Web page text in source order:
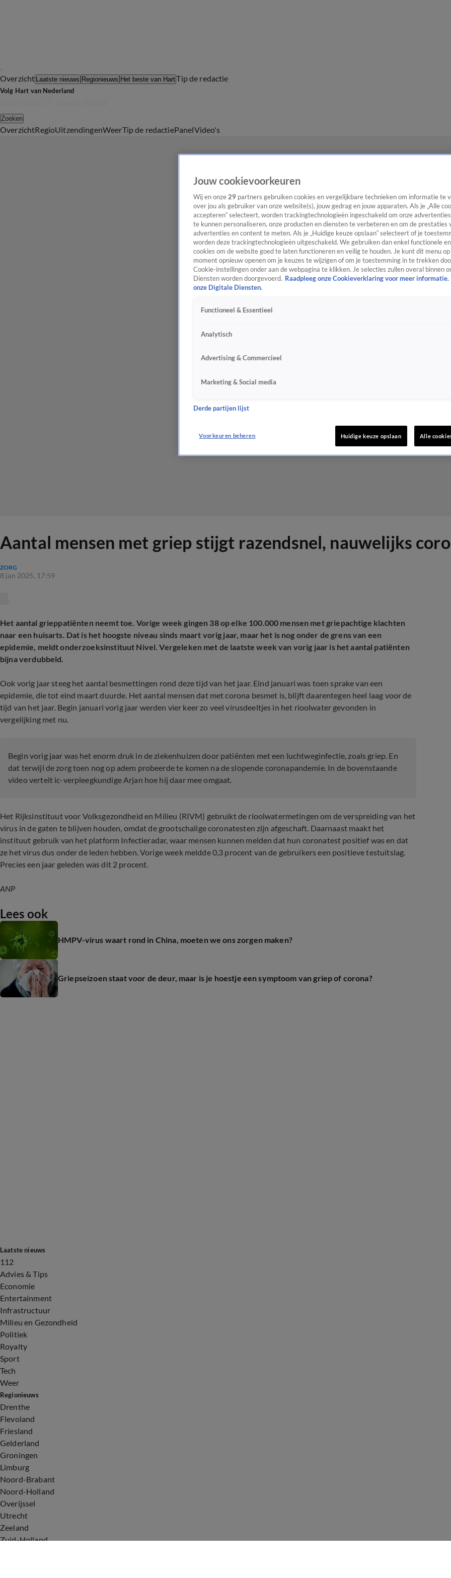
Overzicht Laatste nieuws Regionieuws Het beste van HartTip de redactie
Volg Hart van Nederland
Zoeken
OverzichtRegioUitzendingenWeerTip de redactiePanelVideo's
Aantal mensen met griep stijgt razendsnel, nauwelijks
ZORG
8 jan 2025, 17:59
Het aantal grieppatiënten neemt toe. Vorige week gingen 38 op elke 100.000 mensen met griepachtige klachten
naar een huisarts. Dat is het hoogste niveau sinds maart vorig jaar, maar het is nog onder de grens van een
epidemie, meldt onderzoeksinstituut Nivel. Vergeleken met de laatste week van vorig jaar is het aantal patiënten
bijna verdubbeld.
Ook vorig jaar steeg het aantal besmettingen rond deze tijd van het jaar. Eind januari was toen sprake van een
epidemie, die tot eind maart duurde. Het aantal mensen dat met corona besmet is, blijft daarentegen heel laag voor de
tijd van het jaar. Begin januari vorig jaar werden vier keer zo veel virusdeeltjes in het rioolwater gevonden in
vergelijking met nu.
Begin vorig jaar was het enorm druk in de ziekenhuizen door patiënten met een luchtweginfectie, zoals griep. En
dat terwijl de zorg toen nog op adem probeerde te komen na de slopende coronapandemie. In de bovenstaande
video vertelt ic-verpleegkundige Arjan hoe hij daar mee omgaat.
Het Rijksinstituut voor Volksgezondheid en Milieu (RIVM) gebruikt de rioolwatermetingen om de verspreiding van het
virus in de gaten te blijven houden, omdat de grootschalige coronatesten zijn afgeschaft. Daarnaast maakt het
instituut gebruik van het platform Infectieradar, waar mensen kunnen melden dat hun coronatest positief was en dat
ze het virus dus onder de leden hebben. Vorige week meldde 0,3 procent van de gebruikers een positieve testuitslag.
Precies een jaar geleden was dit 2 procent.
ANP
Lees ook
HMPV-virus waart rond in China, moeten we ons zorgen maken?
Griepseizoen staat voor de deur, maar is je hoestje een symptoom van griep of corona?
Laatste nieuws
112
Advies & Tips
Economie
Entertainment
Infrastructuur
Milieu en Gezondheid
Politiek
Royalty
Sport
Tech
Weer
Regionieuws
Drenthe
Flevoland
Friesland
Gelderland
Groningen
Limburg
Noord-Brabant
Noord-Holland
Overijssel
Utrecht
Zeeland
Zuid-Holland
Jouw cookievoorkeuren
Wij en onze 29 partners gebruiken cookies en vergelijkbare technieken om informatie te
over jou als gebruiker van onze website(s), jouw gedrag en jouw apparaten. Als je „Alle
accepteren” selecteert, worden trackingtechnologieën ingeschakeld om onze
te kunnen personaliseren, onze producten en diensten te verbeteren en om de prestaties
advertenties en content te meten. Als je „Huidige keuze opslaan” selecteert of je
worden deze trackingtechnologieën uitgeschakeld. We gebruiken dan enkel functionele
cookies om de website goed te laten functioneren en veilig te houden. Je kunt dit menu
moment opnieuw openen om je keuzes te wijzigen of om je toestemming in te trekken
Cookie-instellingen onder aan de webpagina te klikken. Je selecties zullen overal binnen
Diensten worden doorgevoerd. Raadpleeg onze Cookieverklaring voor meer informatie.
onze Digitale Diensten.
Functioneel & Essentieel
Analytisch
Advertising & Commercieel
Marketing & Social media
Derde partijen lijst
Voorkeuren beheren Huidige keuze opslaan Alle